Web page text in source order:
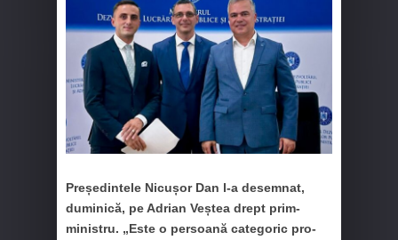
Președintele Nicușor Dan l-a desemnat,
duminică, pe Adrian Veștea drept prim-
ministru. „Este o persoană categoric pro-